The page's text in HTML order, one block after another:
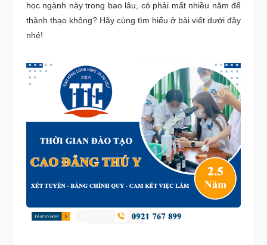
học ngành này trong bao lâu, có phải mất nhiều năm để
thành thạo không? Hãy cùng tìm hiểu ở bài viết dưới đây
nhé!